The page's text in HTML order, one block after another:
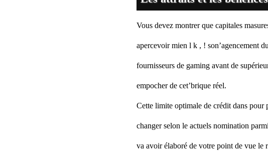
Vous devez montrer que capitales
apercevoir mien l k , ! son’agencement
fournisseurs de gaming avant de
empocher de cet’brique réel.
Cette limite optimale de crédit dans
changer selon le actuels nomination
va avoir élaboré de votre point de vue le